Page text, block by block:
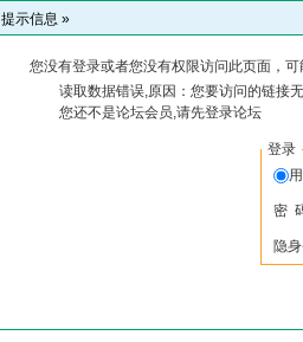
提示信息 »
您没有登录或者您没有权限访问此页面，
读取数据错误,原因：您要访问的链接
您还不是论坛会员,请先登录论坛
登录
密
隐